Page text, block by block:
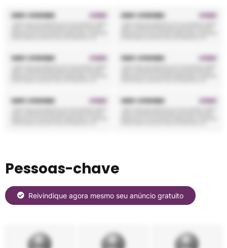
Pessoas-chave
Reivindique agora mesmo seu anúncio gratuito